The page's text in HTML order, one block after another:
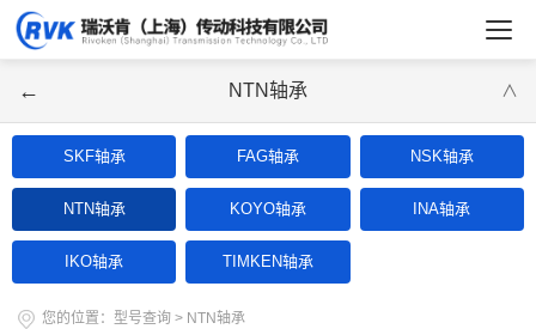
← NTN轴承 ∨
SKF轴承 FAG轴承 NSK轴承
NTN轴承 KOYO轴承 INA轴承
IKO轴承 TIMKEN轴承
您的位置： 型号查询 > NTN轴承